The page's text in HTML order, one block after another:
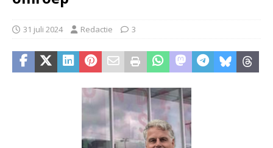
31 juli 2024 Redactie 3